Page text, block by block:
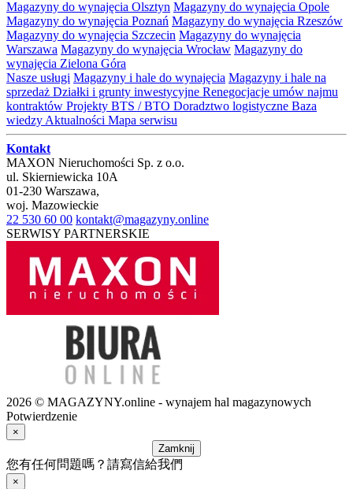
Magazyny do wynajęcia Olsztyn Magazyny do wynajęcia Opole
Magazyny do wynajęcia Poznań Magazyny do wynajęcia Rzeszów
Magazyny do wynajęcia Szczecin Magazyny do wynajęcia
Warszawa Magazyny do wynajęcia Wrocław Magazyny do
wynajęcia Zielona Góra
Nasze usługi Magazyny i hale do wynajęcia Magazyny i hale na
sprzedaż Działki i grunty inwestycyjne Renegocjacje umów najmu
kontraktów Projekty BTS / BTO Doradztwo logistyczne Baza
wiedzy Aktualności Mapa serwisu
Kontakt
MAXON Nieruchomości Sp. z o.o.
ul. Skierniewicka 10A
01-230 Warszawa,
woj. Mazowieckie
22 530 60 00 kontakt@magazyny.online
SERWISY PARTNERSKIE
2026 © MAGAZYNY.online - wynajem hal magazynowych
Potwierdzenie
×
Zamknij
您有任何問題嗎？請寫信給我們
×